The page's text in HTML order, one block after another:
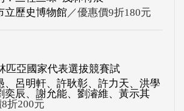
立歷史博物館／優惠價9折180元
匹亞國家代表選拔競賽試
、呂明軒、許耿彰、許力天、洪學
奕辰、謝允能、劉濬維、黃示其
折200元